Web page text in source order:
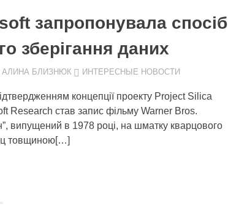
запропонувала спосіб
зберігання даних
АЛИНА БЛИЗНЮК ИНТЕРЕСНЫЕ НОВОСТИ
концепції проекту Project Silica
Research став запис фільму Warner Bros.
випущений в 1978 році, на шматку кварцового
товщиною[…]